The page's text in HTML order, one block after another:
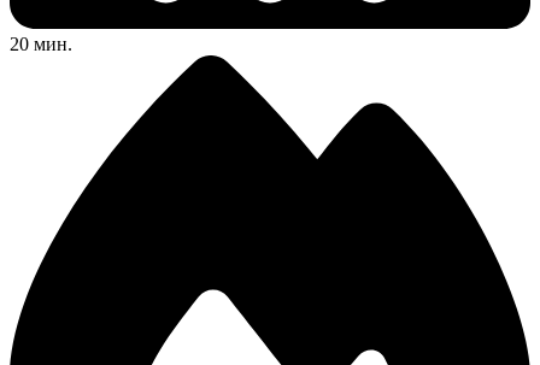
20 мин.